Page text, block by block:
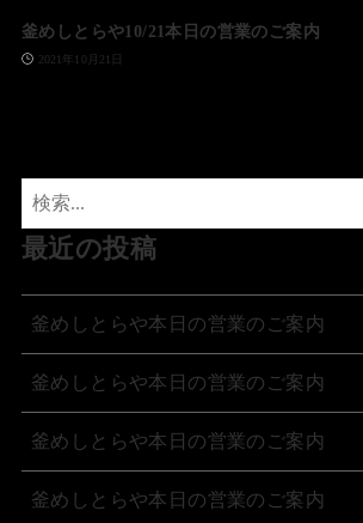
釜めしとらや10/21本日の営業のご案内
2021年10月21日
最近の投稿
釜めしとらや本日の営業のご案内
釜めしとらや本日の営業のご案内
釜めしとらや本日の営業のご案内
釜めしとらや本日の営業のご案内